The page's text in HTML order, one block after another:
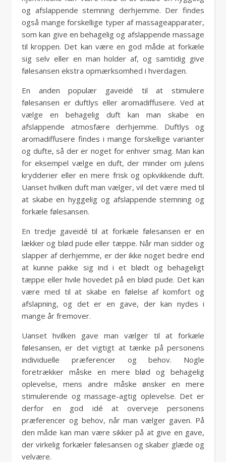
og afslappende stemning derhjemme. Der findes
også mange forskellige typer af massageapparater,
som kan give en behagelig og afslappende massage
til kroppen. Det kan være en god måde at forkæle
sig selv eller en man holder af, og samtidig give
følesansen ekstra opmærksomhed i hverdagen.
En anden populær gaveidé til at stimulere
følesansen er duftlys eller aromadiffusere. Ved at
vælge en behagelig duft kan man skabe en
afslappende atmosfære derhjemme. Duftlys og
aromadiffusere findes i mange forskellige varianter
og dufte, så der er noget for enhver smag. Man kan
for eksempel vælge en duft, der minder om julens
krydderier eller en mere frisk og opkvikkende duft.
Uanset hvilken duft man vælger, vil det være med til
at skabe en hyggelig og afslappende stemning og
forkæle følesansen.
En tredje gaveidé til at forkæle følesansen er en
lækker og blød pude eller tæppe. Når man sidder og
slapper af derhjemme, er der ikke noget bedre end
at kunne pakke sig ind i et blødt og behageligt
tæppe eller hvile hovedet på en blød pude. Det kan
være med til at skabe en følelse af komfort og
afslapning, og det er en gave, der kan nydes i
mange år fremover.
Uanset hvilken gave man vælger til at forkæle
følesansen, er det vigtigt at tænke på personens
individuelle præferencer og behov. Nogle
foretrækker måske en mere blød og behagelig
oplevelse, mens andre måske ønsker en mere
stimulerende og massage-agtig oplevelse. Det er
derfor en god idé at overveje personens
præferencer og behov, når man vælger gaven. På
den måde kan man være sikker på at give en gave,
der virkelig forkæler følesansen og skaber glæde og
velvære.